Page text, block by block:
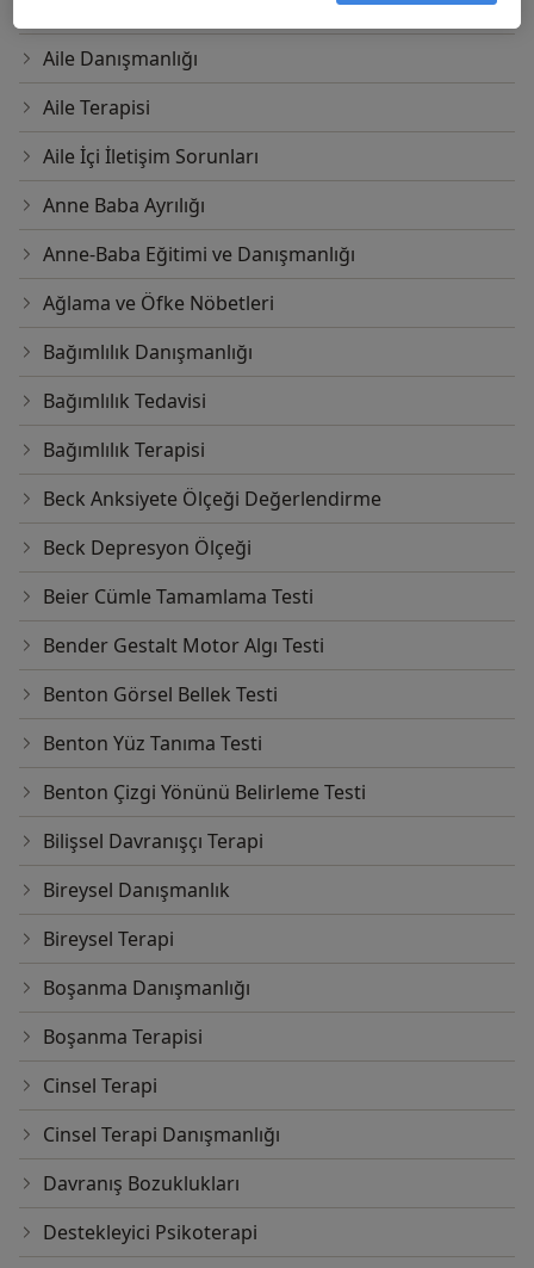
Aile Danışmanlığı
Aile Terapisi
Aile İçi İletişim Sorunları
Anne Baba Ayrılığı
Anne-Baba Eğitimi ve Danışmanlığı
Ağlama ve Öfke Nöbetleri
Bağımlılık Danışmanlığı
Bağımlılık Tedavisi
Bağımlılık Terapisi
Beck Anksiyete Ölçeği Değerlendirme
Beck Depresyon Ölçeği
Beier Cümle Tamamlama Testi
Bender Gestalt Motor Algı Testi
Benton Görsel Bellek Testi
Benton Yüz Tanıma Testi
Benton Çizgi Yönünü Belirleme Testi
Bilişsel Davranışçı Terapi
Bireysel Danışmanlık
Bireysel Terapi
Boşanma Danışmanlığı
Boşanma Terapisi
Cinsel Terapi
Cinsel Terapi Danışmanlığı
Davranış Bozuklukları
Destekleyici Psikoterapi